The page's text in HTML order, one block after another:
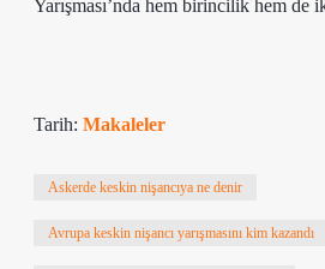
Yarışması’nda hem birincilik hem de
Tarih: Makaleler
Askerde keskin nişancıya ne denir
Avrupa keskin nişancı yarışmasını kim kazandı